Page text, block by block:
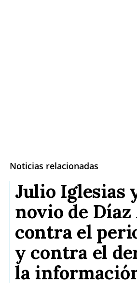
Noticias relacionadas
Julio Iglesias
novio de Díaz
contra el
y contra el
la